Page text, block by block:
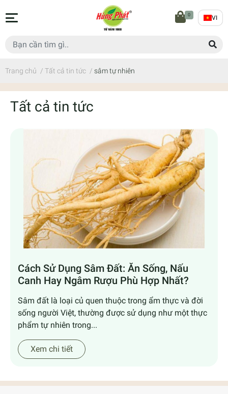
0 VI
Trang chủ / Tất cả tin tức / sâm tự nhiên
Tất cả tin tức
Cách Sử Dụng Sâm Đất: Ăn Sống, Nấu
Canh Hay Ngâm Rượu Phù Hợp Nhất?
Sâm đất là loại củ quen thuộc trong ẩm thực và đời
sống người Việt, thường được sử dụng như một thực
phẩm tự nhiên trong...
Xem chi tiết